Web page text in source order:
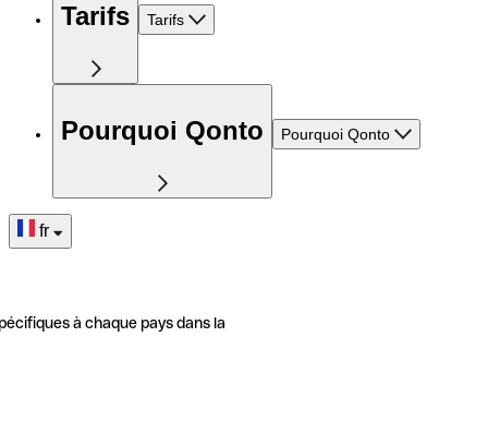
Tarifs Tarifs
Pourquoi Qonto Pourquoi Qonto
fr
à chaque pays dans la